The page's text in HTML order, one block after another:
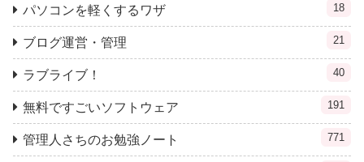
パソコンを軽くするワザ 18
ブログ運営・管理 21
ラブライブ！ 40
無料ですごいソフトウェア 191
管理人さちのお勉強ノート 771